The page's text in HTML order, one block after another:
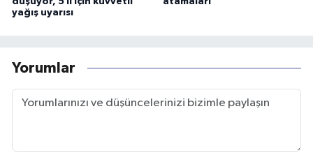
yağış uyarısı
Yorumlar